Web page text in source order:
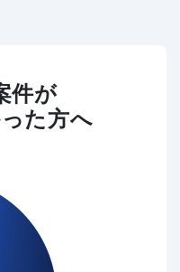
件が
た方へ